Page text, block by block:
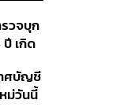
วจบุก
ปี เกิด
าศบัญชี
ม่วันนี้